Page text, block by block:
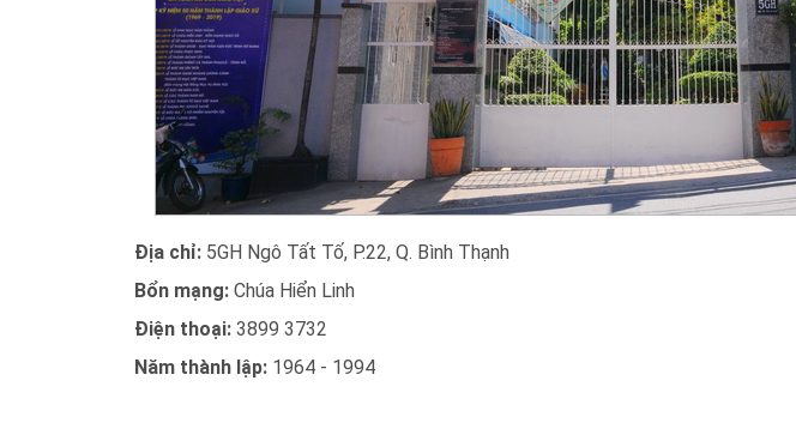
Địa chỉ: 5GH Ngô Tất Tố, P.22, Q. Bình Thạnh
Bổn mạng: Chúa Hiển Linh
Điện thoại: 3899 3732
Năm thành lập: 1964 - 1994